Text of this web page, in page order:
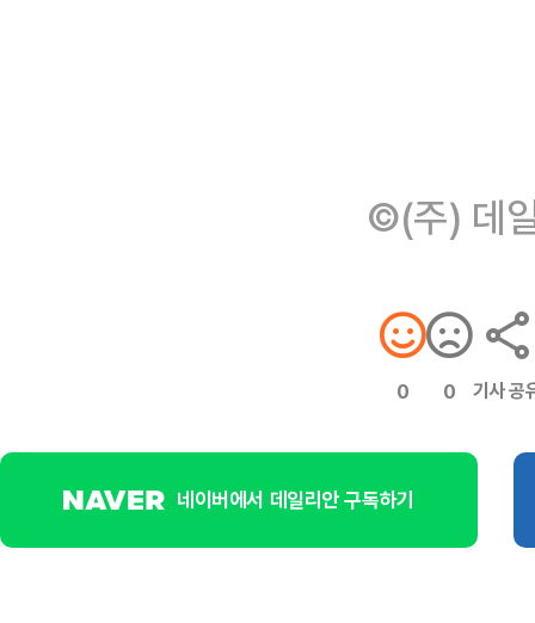
©(주) 데
0 0 기사 공
네이버에서 데일리안 구독하기